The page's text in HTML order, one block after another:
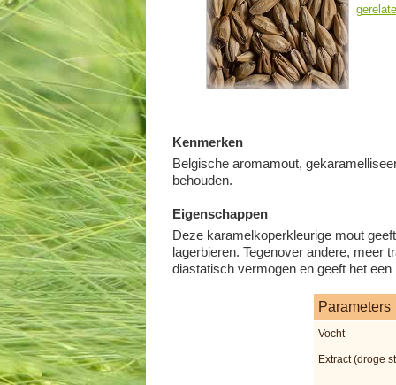
Kenmerken
Belgische aromamout,
behouden.
Eigenschappen
Deze karamelkoperkleurige mout
lagerbieren. Tegenover andere, meer
diastatisch vermogen en geeft het
Parameters
Vocht
Extract (droge